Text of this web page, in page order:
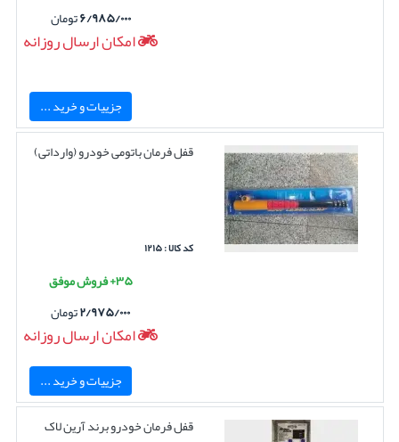
۶/۹۸۵/۰۰۰تومان
امکان ارسال روزانه
جزییات و خرید ...
قفل فرمان باتومی خودرو (وارداتی)
کد کالا : ۱۲۱۵
۳۵+ فروش موفق
۲/۹۷۵/۰۰۰تومان
امکان ارسال روزانه
جزییات و خرید ...
قفل فرمان خودرو برند آرین لاک